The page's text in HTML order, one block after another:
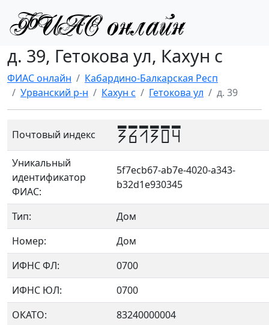
д. 39, Гетокова ул, Кахун с
ФИАС онлайн
Кабардино-Балкарская Респ
Урванский р-н
Кахун с Гетокова ул д. 39
Почтовый индекс 361304
Уникальный
идентификатор
ФИАС:
5f7ecb67-ab7e-4020-a343-
b32d1e930345
Тип:
Дом
Номер:
Дом
ИФНС ФЛ:
0700
ИФНС ЮЛ:
0700
ОКАТО:
83240000004